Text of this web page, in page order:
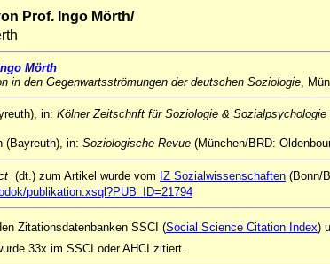
Prof. Ingo Mörth/
Mörth
in den Gegenwartsströmungen der deutschen Soziologie,
in: Kölner Zeitschrift für Soziologie & Sozialpsychologie
(Bayreuth), in: Soziologische Revue (München/BRD:
(dt.) zum Artikel wurde vom IZ Sozialwissenschaften (Bonn/
publikation.xsql?PUB_ID=21794
Zitationsdatenbanken SSCI (Social Science Citation Index)
33x im SSCI oder AHCI zitiert.